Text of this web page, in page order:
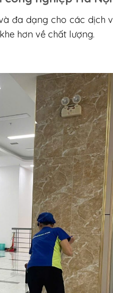
đa dạng cho các dịch
hơn về chất lượng.